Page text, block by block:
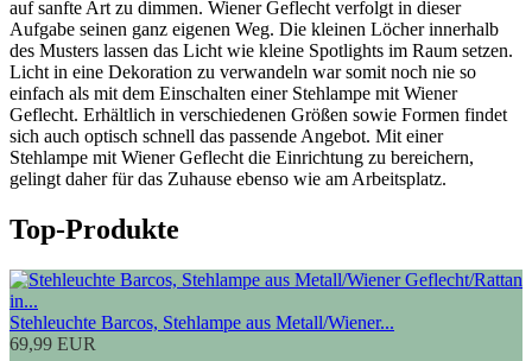
auf sanfte Art zu dimmen. Wiener Geflecht verfolgt in dieser
Aufgabe seinen ganz eigenen Weg. Die kleinen Löcher innerhalb
des Musters lassen das Licht wie kleine Spotlights im Raum setzen.
Licht in eine Dekoration zu verwandeln war somit noch nie so
einfach als mit dem Einschalten einer Stehlampe mit Wiener
Geflecht. Erhältlich in verschiedenen Größen sowie Formen findet
sich auch optisch schnell das passende Angebot. Mit einer
Stehlampe mit Wiener Geflecht die Einrichtung zu bereichern,
gelingt daher für das Zuhause ebenso wie am Arbeitsplatz.
Top-Produkte
Stehleuchte Barcos, Stehlampe aus Metall/Wiener...
69,99 EUR